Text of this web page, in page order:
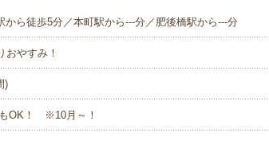
から徒歩5分／本町駅から---分／肥後橋駅から---分
やすみ！
)
OK！ ※10月～！